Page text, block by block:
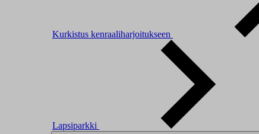
Kurkistus kenraaliharjoitukseen
Lapsiparkki